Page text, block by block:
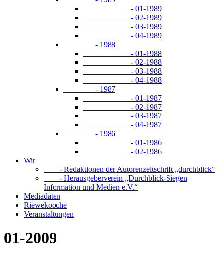
- 01-1989
- 02-1989
- 03-1989
- 04-1989
- 1988
- 01-1988
- 02-1988
- 03-1988
- 04-1988
- 1987
- 01-1987
- 02-1987
- 03-1987
- 04-1987
- 1986
- 01-1986
- 02-1986
Wir
- Redaktionen der Autorenzeitschrift „durchblick“
- Herausgeberverein „Durchblick-Siegen
Information und Medien e.V.“
Mediadaten
Riewekooche
Veranstaltungen
01-2009